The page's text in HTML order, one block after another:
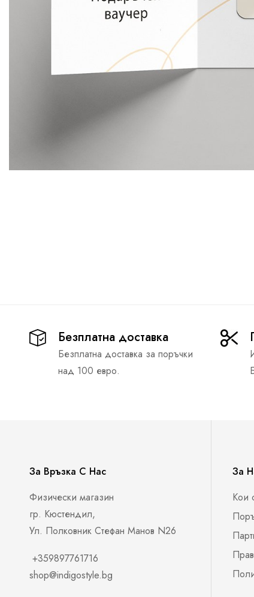
Безплатна доставка
Безплатна доставка за поръчки
над 100 евро.
За Връзка С Нас
Физически магазин
гр. Кюстендил,
Ул. Полковник Стефан Манов N26
+359897761716
shop@indigostyle.bg
За
Кои